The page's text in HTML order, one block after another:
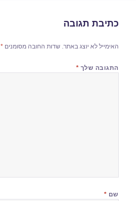
כתיבת תגובה
האימייל לא יוצג באתר. שדות החובה מסומנים*
התגובה שלך *
שם *